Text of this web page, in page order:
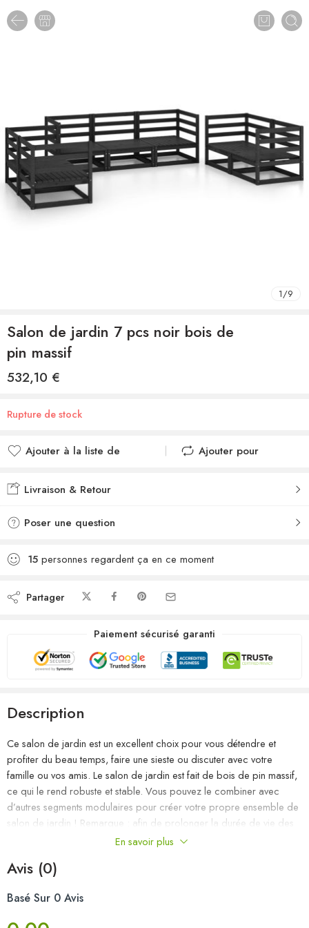
1/9
Salon de jardin 7 pcs noir bois de
pin massif
532,10 €
Rupture de stock
Ajouter à la liste de
Ajouté à la liste de
Ajouter pour
Livraison & Retour
Poser une question
15 personnes regardent ça en ce moment
Partager
Paiement sécurisé garanti
Description
Ce salon de jardin est un excellent choix pour vous détendre et
profiter du beau temps, faire une sieste ou discuter avec votre
famille ou vos amis. Le salon de jardin est fait de bois de pin massif,
ce qui le rend robuste et stable. Vous pouvez le combiner avec
d’autres segments modulaires pour créer votre propre ensemble de
salon de jardin ! Remarque : afin de prolonger la durée de vie des
meubles d’extérieur, nous vous recommandons de les protéger avec
Matériau : bois de pin massif
En savoir plus
Avis (0)
Basé Sur 0 Avis